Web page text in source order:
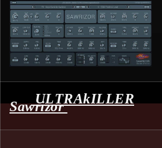
ULTRAkILLER
Sawrizor